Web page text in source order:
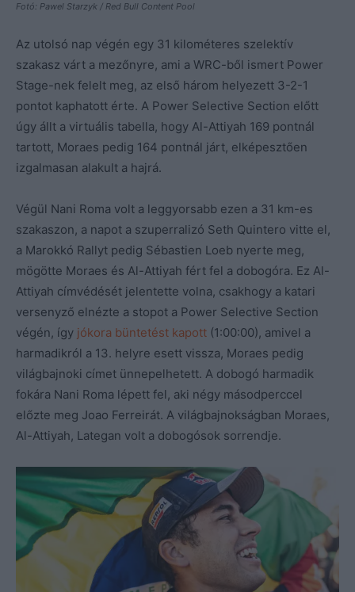
Fotó: Pawel Starzyk / Red Bull Content Pool
Az utolsó nap végén egy 31 kilométeres szelektív
szakasz várt a mezőnyre, ami a WRC-ből ismert Power
Stage-nek felelt meg, az első három helyezett 3-2-1
pontot kaphatott érte. A Power Selective Section előtt
úgy állt a virtuális tabella, hogy Al-Attiyah 169 pontnál
tartott, Moraes pedig 164 pontnál járt, elképesztően
izgalmasan alakult a hajrá.
Végül Nani Roma volt a leggyorsabb ezen a 31 km-es
szakaszon, a napot a szuperralizó Seth Quintero vitte el,
a Marokkó Rallyt pedig Sébastien Loeb nyerte meg,
mögötte Moraes és Al-Attiyah fért fel a dobogóra. Ez Al-
Attiyah címvédését jelentette volna, csakhogy a katari
versenyző elnézte a stopot a Power Selective Section
végén, így jókora büntetést kapott (1:00:00), amivel a
harmadikról a 13. helyre esett vissza, Moraes pedig
világbajnoki címet ünnepelhetett. A dobogó harmadik
fokára Nani Roma lépett fel, aki négy másodperccel
előzte meg Joao Ferreirát. A világbajnokságban Moraes,
Al-Attiyah, Lategan volt a dobogósok sorrendje.